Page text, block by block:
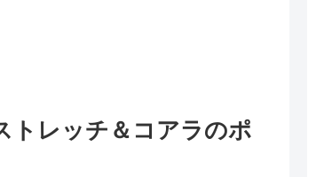
トレッチ＆コアラのポ